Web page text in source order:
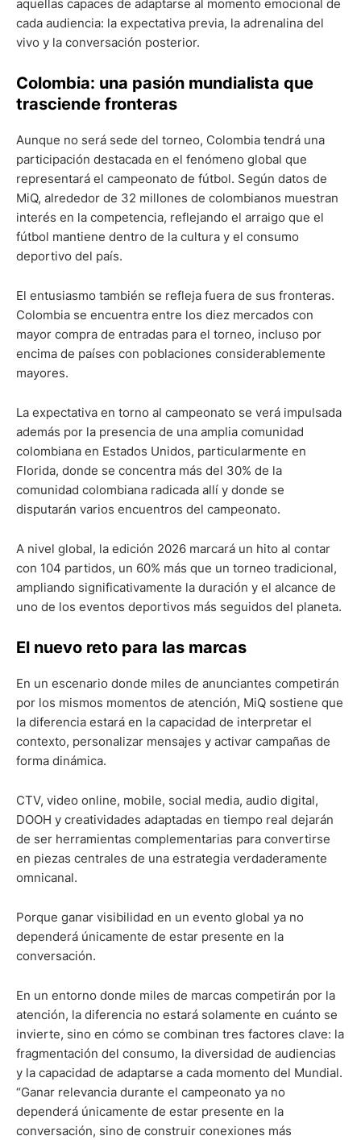
aquellas capaces de adaptarse al momento emocional de
cada audiencia: la expectativa previa, la adrenalina del
vivo y la conversación posterior.
Colombia: una pasión mundialista que
trasciende fronteras
Aunque no será sede del torneo, Colombia tendrá una
participación destacada en el fenómeno global que
representará el campeonato de fútbol. Según datos de
MiQ, alrededor de 32 millones de colombianos muestran
interés en la competencia, reflejando el arraigo que el
fútbol mantiene dentro de la cultura y el consumo
deportivo del país.
El entusiasmo también se refleja fuera de sus fronteras.
Colombia se encuentra entre los diez mercados con
mayor compra de entradas para el torneo, incluso por
encima de países con poblaciones considerablemente
mayores.
La expectativa en torno al campeonato se verá impulsada
además por la presencia de una amplia comunidad
colombiana en Estados Unidos, particularmente en
Florida, donde se concentra más del 30% de la
comunidad colombiana radicada allí y donde se
disputarán varios encuentros del campeonato.
A nivel global, la edición 2026 marcará un hito al contar
con 104 partidos, un 60% más que un torneo tradicional,
ampliando significativamente la duración y el alcance de
uno de los eventos deportivos más seguidos del planeta.
El nuevo reto para las marcas
En un escenario donde miles de anunciantes competirán
por los mismos momentos de atención, MiQ sostiene que
la diferencia estará en la capacidad de interpretar el
contexto, personalizar mensajes y activar campañas de
forma dinámica.
CTV, video online, mobile, social media, audio digital,
DOOH y creatividades adaptadas en tiempo real dejarán
de ser herramientas complementarias para convertirse
en piezas centrales de una estrategia verdaderamente
omnicanal.
Porque ganar visibilidad en un evento global ya no
dependerá únicamente de estar presente en la
conversación.
En un entorno donde miles de marcas competirán por la
atención, la diferencia no estará solamente en cuánto se
invierte, sino en cómo se combinan tres factores clave: la
fragmentación del consumo, la diversidad de audiencias
y la capacidad de adaptarse a cada momento del Mundial.
“Ganar relevancia durante el campeonato ya no
dependerá únicamente de estar presente en la
conversación, sino de construir conexiones más